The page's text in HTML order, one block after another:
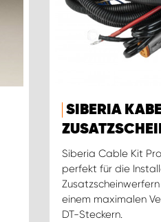
SIBERIA
Siberia Cable Kit
perfekt für die
einem maximalen
DT-Steckern.